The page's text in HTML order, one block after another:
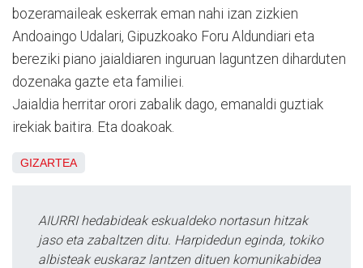
bozeramaileak eskerrak eman nahi izan zizkien
Andoaingo Udalari, Gipuzkoako Foru Aldundiari eta
bereziki piano jaialdiaren inguruan laguntzen diharduten
dozenaka gazte eta familiei.
Jaialdia herritar orori zabalik dago, emanaldi guztiak
irekiak baitira. Eta doakoak.
GIZARTEA
AIURRI hedabideak eskualdeko nortasun hitzak
jaso eta zabaltzen ditu. Harpidedun eginda, tokiko
albisteak euskaraz lantzen dituen komunikabidea